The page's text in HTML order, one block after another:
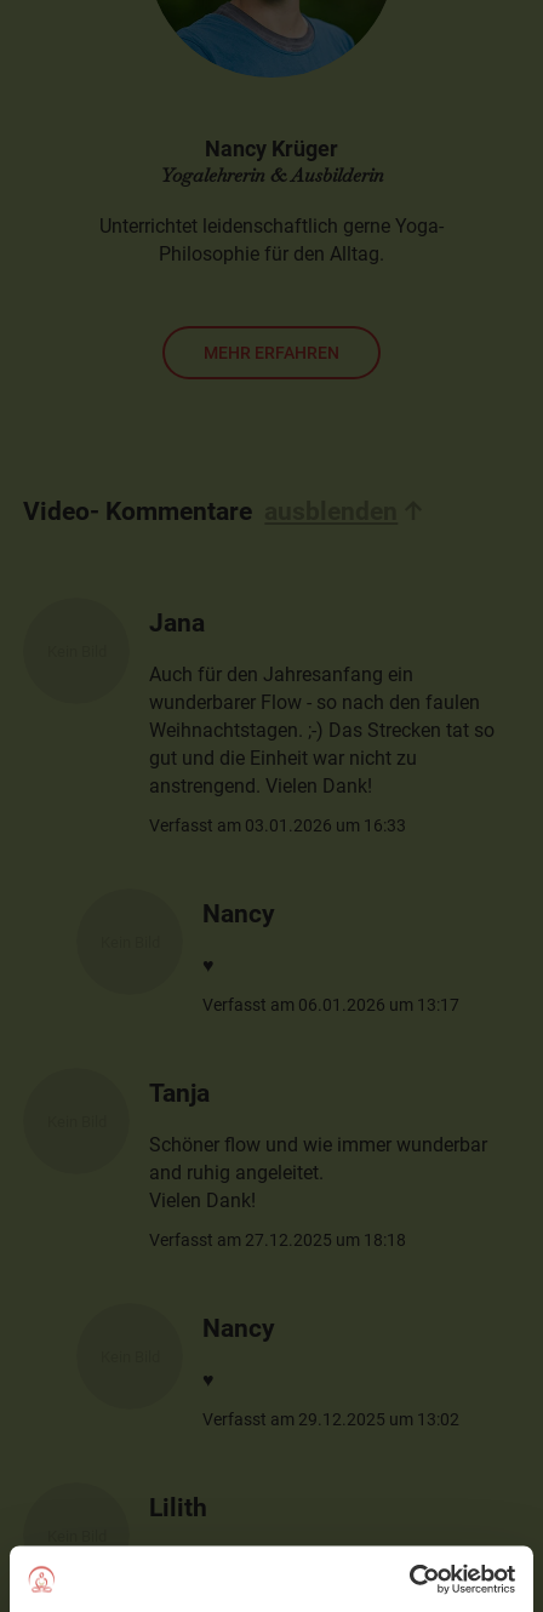
Nancy Krüger
Yogalehrerin & Ausbilderin
Unterrichtet leidenschaftlich gerne Yoga-
Philosophie für den Alltag.
MEHR ERFAHREN
Video- Kommentare
Jana
Auch für den Jahresanfang ein
wunderbarer Flow - so nach den faulen
Weihnachtstagen. ;-) Das Strecken tat so
gut und die Einheit war nicht zu
anstrengend. Vielen Dank!
Verfasst am 03.01.2026 um 16:33
Nancy
♥️
Verfasst am 06.01.2026 um 13:17
Tanja
Schöner flow und wie immer wunderbar
and ruhig angeleitet.
Vielen Dank!
Verfasst am 27.12.2025 um 18:18
Nancy
♥️
Verfasst am 29.12.2025 um 13:02
Lilith
Liebe Nancy, Deine Stunden sind für mich
sportlich immer Obergrenze und ich